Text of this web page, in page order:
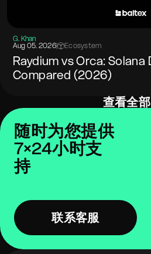
G. Khan
Aug 05. 2026| Ecosystem
Raydium vs Orca: Solana
Compared (2026)
查看全部
随时为您提供
7×24小时支
持
联系客服